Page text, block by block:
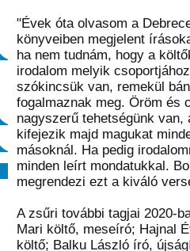
"Évek óta olvasom a
könyveiben megjelent
ha nem tudnám, hogy a
irodalom melyik
szókincsük van, remekül
fogalmaznak meg. Öröm és
nagyszerű tehetségünk
kifejezik majd magukat
másoknál. Ha pedig
minden leírt mondatukkal.
megrendezi ezt a kiváló
A zsűri további tagjai 2020-
Mari költő, meseíró; Hajnal
költő; Balku László író,